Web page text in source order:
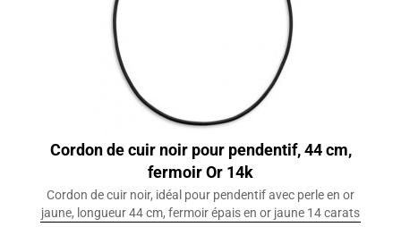
Cordon de cuir noir pour pendentif, 44 cm,
fermoir Or 14k
Cordon de cuir noir, idéal pour pendentif avec perle en or
jaune, longueur 44 cm, fermoir épais en or jaune 14 carats